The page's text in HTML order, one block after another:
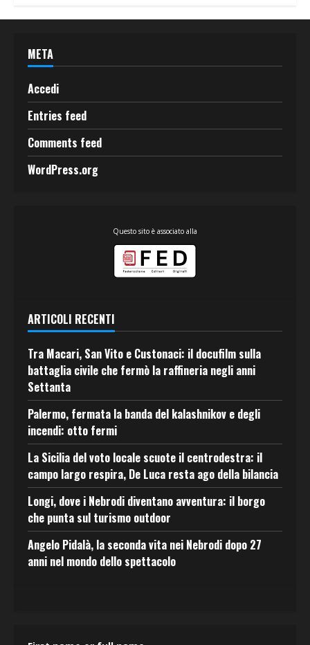
META
Accedi
Entries feed
Comments feed
WordPress.org
Questo sito è associato alla
ARTICOLI RECENTI
Tra Macari, San Vito e Custonaci: il docufilm sulla
battaglia civile che fermò la raffineria negli anni
Settanta
Palermo, fermata la banda del kalashnikov e degli
incendi: otto fermi
La Sicilia del voto locale scuote il centrodestra: il
campo largo respira, De Luca resta ago della bilancia
Longi, dove i Nebrodi diventano avventura: il borgo
che punta sul turismo outdoor
Angelo Pidalà, la seconda vita nei Nebrodi dopo 27
anni nel mondo dello spettacolo